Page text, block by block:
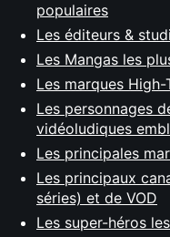
populaires
Les éditeurs &
Les Mangas les
Les marques High-
Les personnages
vidéoludiques
Les principales
Les principaux
séries) et de VOD
Les super-héros